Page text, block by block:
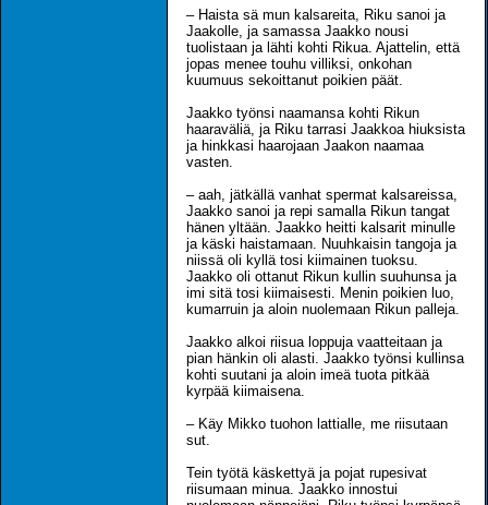
– Haista sä mun kalsareita, Riku sanoi ja
Jaakolle, ja samassa Jaakko nousi
tuolistaan ja lähti kohti Rikua. Ajattelin, että
jopas menee touhu villiksi, onkohan
kuumuus sekoittanut poikien päät.
Jaakko työnsi naamansa kohti Rikun
haaraväliä, ja Riku tarrasi Jaakkoa hiuksista
ja hinkkasi haarojaan Jaakon naamaa
vasten.
– aah, jätkällä vanhat spermat kalsareissa,
Jaakko sanoi ja repi samalla Rikun tangat
hänen yltään. Jaakko heitti kalsarit minulle
ja käski haistamaan. Nuuhkaisin tangoja ja
niissä oli kyllä tosi kiimainen tuoksu.
Jaakko oli ottanut Rikun kullin suuhunsa ja
imi sitä tosi kiimaisesti. Menin poikien luo,
kumarruin ja aloin nuolemaan Rikun palleja.
Jaakko alkoi riisua loppuja vaatteitaan ja
pian hänkin oli alasti. Jaakko työnsi kullinsa
kohti suutani ja aloin imeä tuota pitkää
kyrpää kiimaisena.
– Käy Mikko tuohon lattialle, me riisutaan
sut.
Tein työtä käskettyä ja pojat rupesivat
riisumaan minua. Jaakko innostui